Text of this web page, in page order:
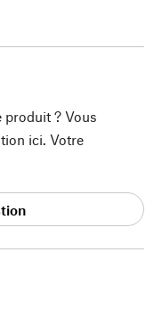
produit ? Vous
ici. Votre